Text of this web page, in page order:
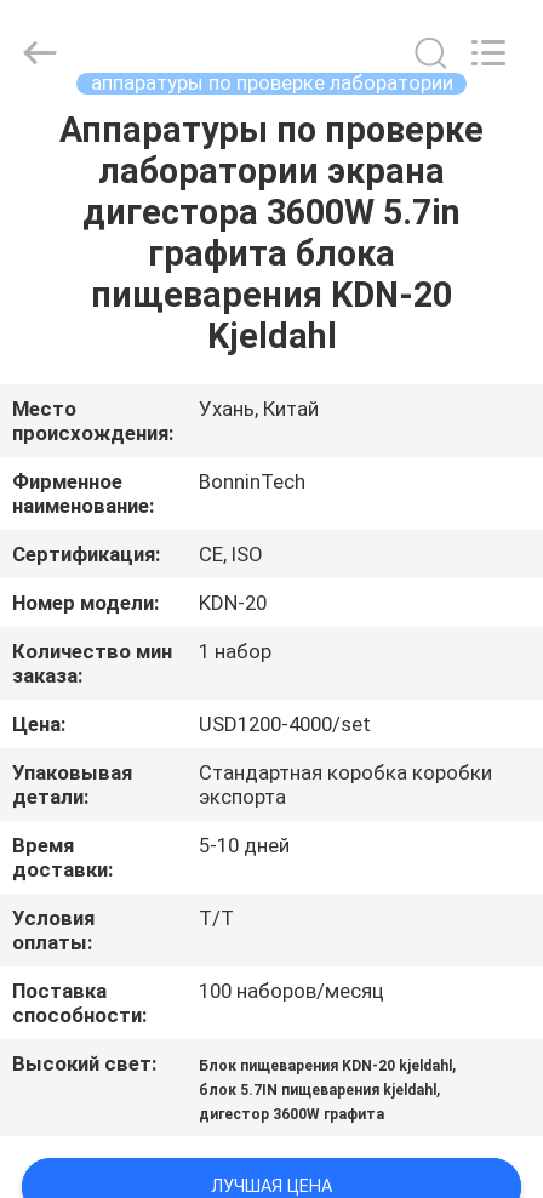
ДОМ
ПРОДУКТЫ
ВИДЕО
НАС
ПУТЕШЕСТВИЕ
ФАБРИКИ
ПРОВЕРКА
КАЧЕСТВА
СВЯЖИТЕСЬ
МЫ
СПРОСИТЕ
ЦИТАТУ
КАРТА
САЙТА
PRIVACY
Copyright
аппаратуры по проверке лаборатории
Аппаратуры по проверке
лаборатории экрана
дигестора 3600W 5.7in
графита блока
пищеварения KDN-20
Kjeldahl
Место
происхождения:
Ухань, Китай
Фирменное
наименование:
BonninTech
Сертификация:
CE, ISO
Номер модели:
KDN-20
Количество мин
заказа:
1 набор
Цена:
USD1200-4000/set
Упаковывая
детали:
Стандартная коробка коробки
экспорта
Время
доставки:
5-10 дней
Условия
оплаты:
T/T
Поставка
способности:
100 наборов/месяц
Высокий свет: Блок пищеварения KDN-20 kjeldahl ,
блок 5.7IN пищеварения kjeldahl ,
дигестор 3600W графита
ЛУЧШАЯ ЦЕНА